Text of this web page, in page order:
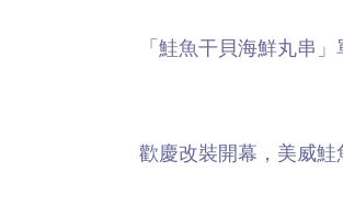
「鮭魚干貝海鮮丸串
歡慶改裝開幕，美威鮭